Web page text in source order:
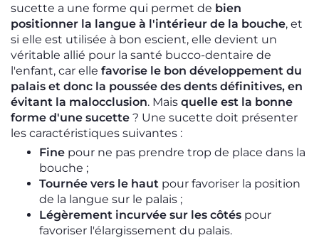
sucette a une forme qui permet de bien
positionner la langue à l'intérieur de la bouche, et
si elle est utilisée à bon escient, elle devient un
véritable allié pour la santé bucco-dentaire de
l'enfant, car elle favorise le bon développement du
palais et donc la poussée des dents définitives, en
évitant la malocclusion. Mais quelle est la bonne
forme d'une sucette ? Une sucette doit présenter
les caractéristiques suivantes :
Fine pour ne pas prendre trop de place dans la
bouche ;
Tournée vers le haut pour favoriser la position
de la langue sur le palais ;
Légèrement incurvée sur les côtés pour
favoriser l'élargissement du palais.